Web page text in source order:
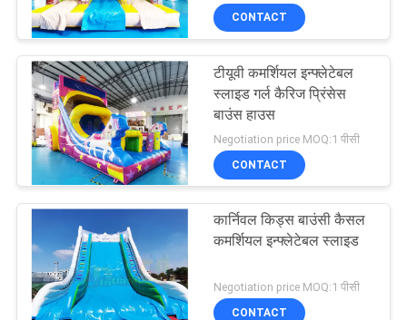
Inflatables बाधा
पाठ्यक्रम
ज़ोंबी बॉल
CONTACT
टीयूवी कमर्शियल इन्फ्लेटेबल
स्लाइड गर्ल कैरिज प्रिंसेस
बाउंस हाउस
Negotiation price MOQ:1 पीसी
CONTACT
कार्निवल किड्स बाउंसी कैसल
कमर्शियल इन्फ्लेटेबल स्लाइड
Negotiation price MOQ:1 पीसी
CONTACT